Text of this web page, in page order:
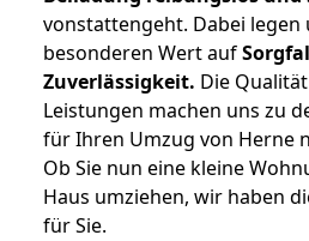
vonstattengeht. Dabei legen
besonderen Wert auf
Zuverlässigkeit. Die
Leistungen machen uns zu
für Ihren Umzug von Herne
Ob Sie nun eine kleine
Haus umziehen, wir haben
für Sie.